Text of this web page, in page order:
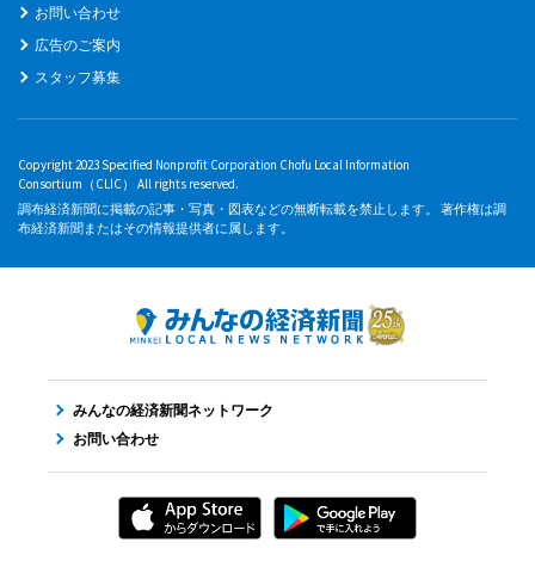
お問い合わせ
広告のご案内
スタッフ募集
Copyright 2023 Specified Nonprofit Corporation Chofu Local Information
Consortium（CLIC） All rights reserved.
調布経済新聞に掲載の記事・写真・図表などの無断転載を禁止します。 著作権は調
布経済新聞またはその情報提供者に属します。
みんなの経済新聞ネットワーク
お問い合わせ